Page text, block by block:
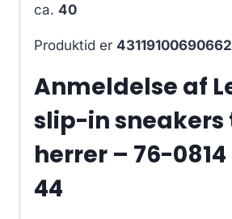
ca. 40
Produktid er 43119100690662
Anmeldelse af
slip-in sneakers
herrer – 76-0814
44